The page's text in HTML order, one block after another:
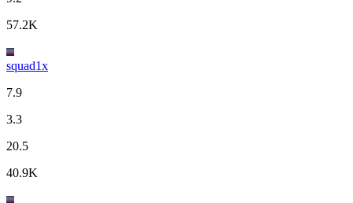
57.2K
squad1x
7.9
3.3
20.5
40.9K